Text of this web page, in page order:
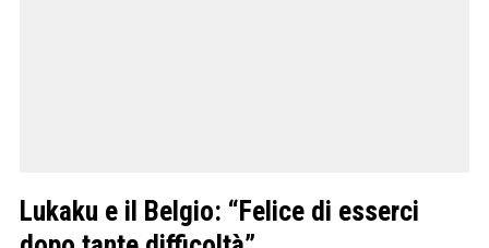
Lukaku e il Belgio: “Felice di esserci